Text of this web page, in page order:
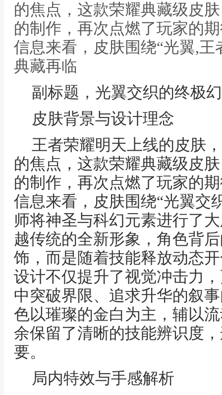
的焦点，这款荣耀典藏级皮
的制作，再次点燃了玩家的
信息来看，皮肤围绕“光翼,
典藏再临
副标题，光翼交织的终极
皮肤背景与设计理念
王者荣耀明天上线的皮肤
的焦点，这款荣耀典藏级皮
的制作，再次点燃了玩家的
信息来看，皮肤围绕“光翼交
师将神圣与科幻元素进行了
越传统的全新形象，角色背
饰，而是随着技能释放动态
设计不仅提升了视觉冲击力
中突破界限、追求升华的叙
色以璀璨的金白为主，辅以
余保留了清晰的技能辨识度
要。
局内特效与手感解析